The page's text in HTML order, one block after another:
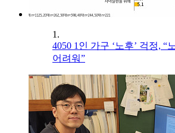
1.
4050 1인 가구 ‘노후’ 걱정, “
어려워”